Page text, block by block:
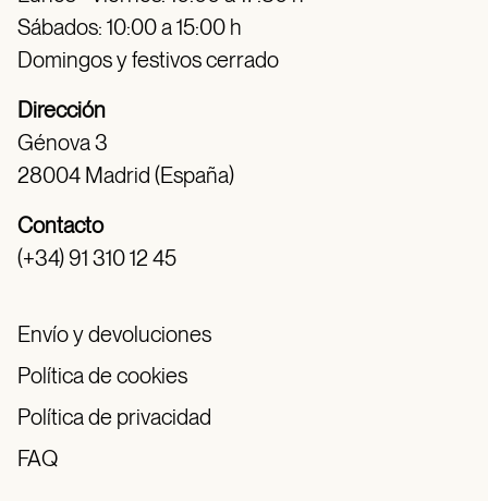
Sábados: 10:00 a 15:00 h
Domingos y festivos cerrado
Dirección
Génova 3
28004 Madrid (España)
Contacto
(+34) 91 310 12 45
Envío y devoluciones
Política de cookies
Política de privacidad
FAQ